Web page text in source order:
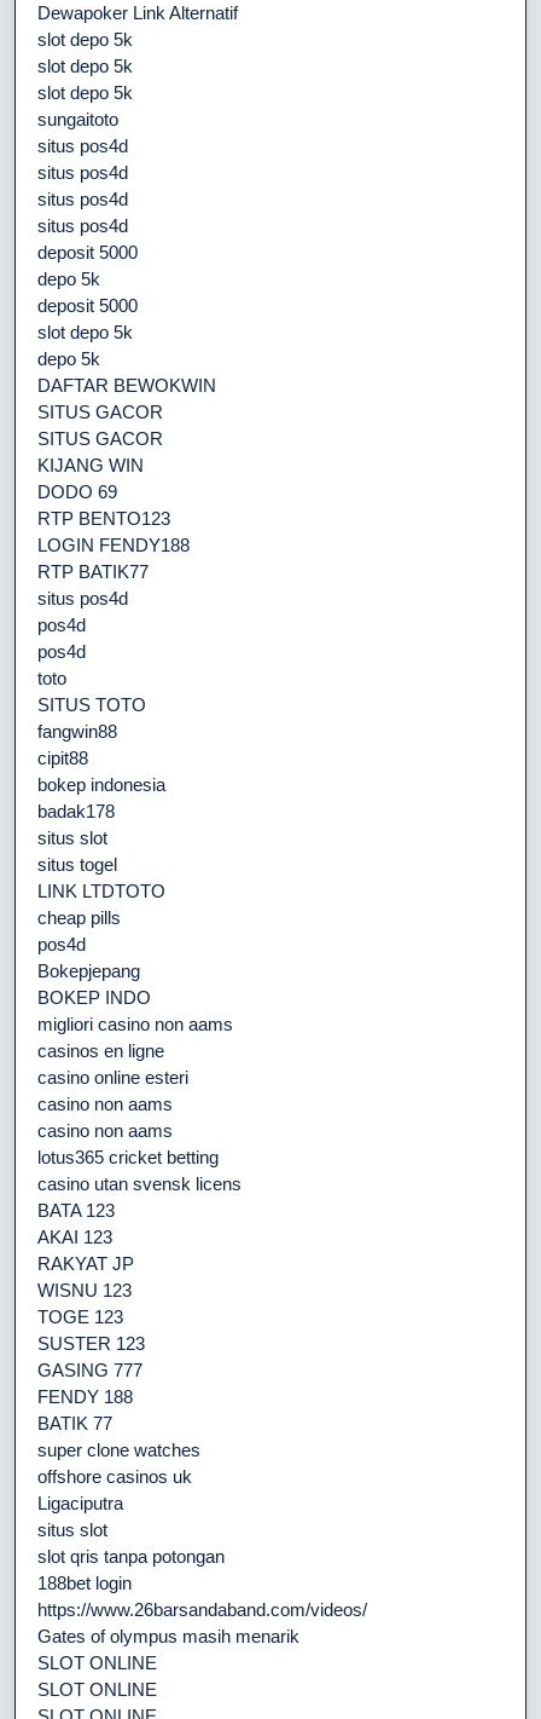
Dewapoker Link Alternatif
slot depo 5k
slot depo 5k
slot depo 5k
sungaitoto
situs pos4d
situs pos4d
situs pos4d
situs pos4d
deposit 5000
depo 5k
deposit 5000
slot depo 5k
depo 5k
DAFTAR BEWOKWIN
SITUS GACOR
SITUS GACOR
KIJANG WIN
DODO 69
RTP BENTO123
LOGIN FENDY188
RTP BATIK77
situs pos4d
pos4d
pos4d
toto
SITUS TOTO
fangwin88
cipit88
bokep indonesia
badak178
situs slot
situs togel
LINK LTDTOTO
cheap pills
pos4d
Bokepjepang
BOKEP INDO
migliori casino non aams
casinos en ligne
casino online esteri
casino non aams
casino non aams
lotus365 cricket betting
casino utan svensk licens
BATA 123
AKAI 123
RAKYAT JP
WISNU 123
TOGE 123
SUSTER 123
GASING 777
FENDY 188
BATIK 77
super clone watches
offshore casinos uk
Ligaciputra
situs slot
slot qris tanpa potongan
188bet login
https://www.26barsandaband.com/videos/
Gates of olympus masih menarik
SLOT ONLINE
SLOT ONLINE